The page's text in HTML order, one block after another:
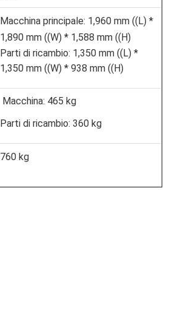
Macchina principale: 1,960 mm ((L) *
1,890 mm ((W) * 1,588 mm ((H)
Parti di ricambio: 1,350 mm ((L) *
1,350 mm ((W) * 938 mm ((H)
Macchina: 465 kg
Parti di ricambio: 360 kg
760 kg